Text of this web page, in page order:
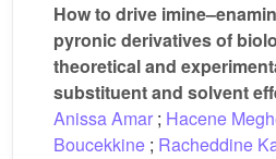
How to drive
pyronic derivatives of
theoretical and
substituent and solvent
Anissa Amar ; Hacene
Boucekkine ; Racheddine